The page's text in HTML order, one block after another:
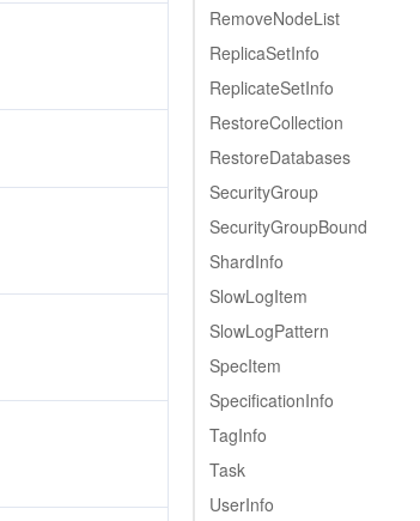
RemoveNodeList
ReplicaSetInfo
ReplicateSetInfo
RestoreCollection
RestoreDatabases
SecurityGroup
SecurityGroupBound
ShardInfo
SlowLogItem
SlowLogPattern
SpecItem
SpecificationInfo
TagInfo
Task
UserInfo